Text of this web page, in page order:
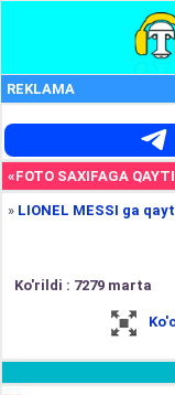
REKLAMA
«FOTO SAXIFAGA
» LIONEL MESSI ga
Ko'rildi : 7279 marta